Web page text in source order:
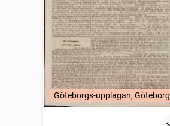
Göteborgs-upplagan, Göteborg